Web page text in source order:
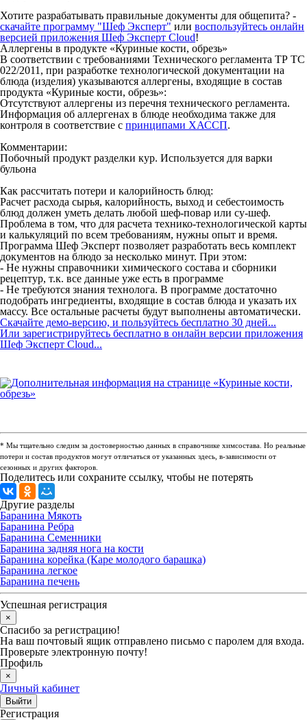
Хотите разрабатывать правильные документы для общепита? -
скачайте программу "Шеф Эксперт" или воспользуйтесь онлайн
версией приложения Шеф Эксперт Cloud!
Аллергены в продукте «Куриные кости, обрезь»
В соответствии с требованиями Технического регламента ТР ТС
022/2011, при разработке технологической документации на
блюда (изделия) указываются аллергены, входящие в состав
продукта «Куриные кости, обрезь»:
Отсутствуют аллергены из перечня технического регламента.
Информация об аллергенах в блюде необходима также для
контроля в соответствие с принципами ХАССП.
Комментарии:
Побочный продукт разделки кур. Используется для варки
бульона
Как рассчитать потери и калорийность блюд:
Расчет расхода сырья, калорийность, выход и себестоимость
блюд должен уметь делать любой шеф-повар или су-шеф.
Проблема в том, что для расчета технико-технологической карты
и калькуляций по всем требованиям, нужны опыт и время.
Программа Шеф Эксперт позволяет разработать весь комплект
документов на блюдо за несколько минут. При этом:
- Не нужны справочники химического состава и сборники
рецептур, т.к. все данные уже есть в программе
- Не требуются знания технолога. В программе достаточно
подобрать ингредиенты, входящие в состав блюда и указать их
массу. Все остальные расчеты будут выполнены автоматически.
Скачайте демо-версию, и пользуйтесь бесплатно 30 дней...
Или зарегистрируйтесь бесплатно в онлайн версии приложения
Шеф Эксперт Cloud...
* Мы тщательно следим за достоверностью данных в справочнике химсостава. Но реальные
потери и состав продуктов могут отличаться от указанных здесь, в-зависимости от
сезонных и других факторов.
Поделитесь или сохраните ссылку, чтобы не потерять
Другие разделы
Баранина Мякоть
Баранина Ребра
Баранина Семенники
Баранина задняя нога на кости
Баранина корейка (Каре молодого барашка)
Баранина легкое
Баранина печень
Успешная регистрация
×
Спасибо за регистрацию!
На ваш почтовый ящик отправлено письмо с паролем для входа.
Проверьте электронную почту!
Профиль
×
Личный кабинет
Регистрация